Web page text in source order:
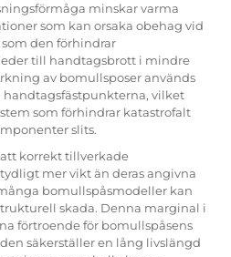
minskar varma
som kan orsaka obehag vid
den förhindrar
till handtagsbrott i mindre
av bomullsposer används
vilket
som förhindrar katastrofalt
slits.
korrekt tillverkade
mer vikt än deras angivna
bomullspåsmodeller kan
skada. Denna marginal i
förtroende för bomullspåsens
säkerställer en lång livslängd